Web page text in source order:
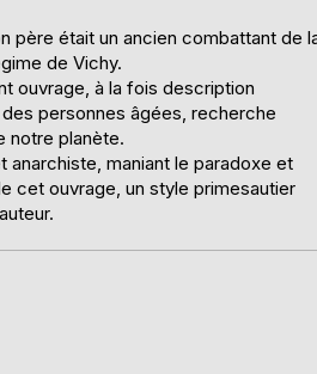
père était un ancien combattant de
de Vichy.
ouvrage, à la fois description
personnes âgées, recherche
notre planète.
anarchiste, maniant le paradoxe et
cet ouvrage, un style primesautier